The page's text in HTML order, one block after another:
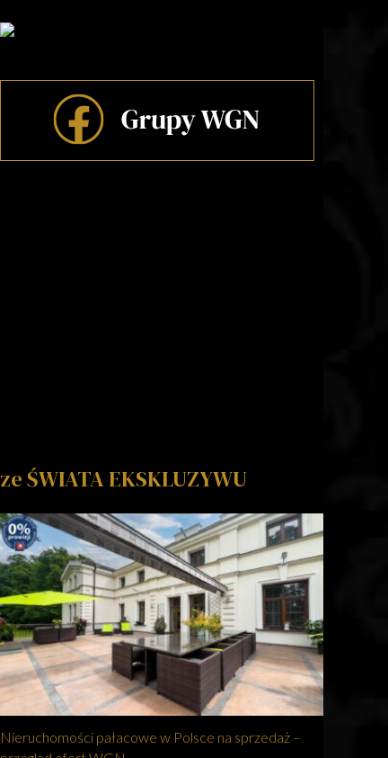
ze ŚWIATA EKSKLUZYWU
Nieruchomości pałacowe w Polsce na sprzedaż –